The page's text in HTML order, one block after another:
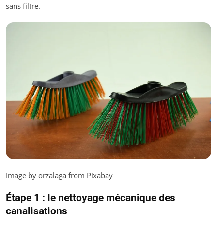
sans filtre.
Image by orzalaga from Pixabay
Étape 1 : le nettoyage mécanique des
canalisations